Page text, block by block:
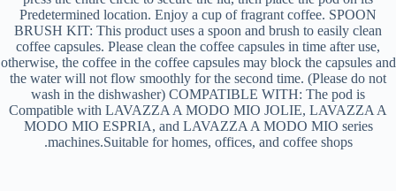
Predetermined location. Enjoy a cup of fragrant coffee. SPOON
BRUSH KIT: This product uses a spoon and brush to easily clean
coffee capsules. Please clean the coffee capsules in time after use,
otherwise, the coffee in the coffee capsules may block the capsules and
the water will not flow smoothly for the second time. (Please do not
wash in the dishwasher) COMPATIBLE WITH: The pod is
Compatible with LAVAZZA A MODO MIO JOLIE, LAVAZZA A
MODO MIO ESPRIA, and LAVAZZA A MODO MIO series
machines.Suitable for homes, offices, and coffee shops.